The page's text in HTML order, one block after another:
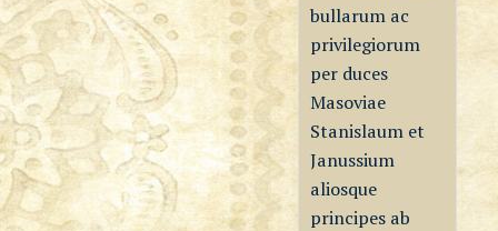
bullarum ac
privilegiorum
per duces
Masoviae
Stanislaum et
Janussium
aliosque
principes ab